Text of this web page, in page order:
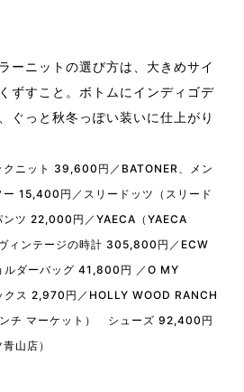
ーニットの選び方は、大きめサイ
ずすこと。ボトムにインディゴデ
ぐっと秋冬っぽい装いに仕上がり
クニット 39,600円／BATONER、メン
ー 15,400円／スリードッツ（スリード
ツ 22,000円／YAECA（YAECA
ィンテージの時計 305,800円／ECW
ルダーバッグ 41,800円 ／O MY
ス 2,970円／HOLLY WOOD RANCH
チ マーケット） シューズ 92,400円
山店）